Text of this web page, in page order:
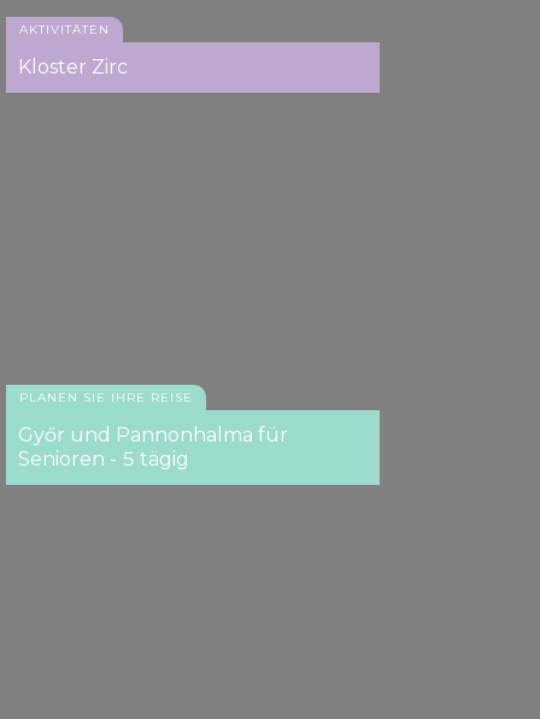
AKTIVITÄTEN
Kloster Zirc
PLANEN SIE IHRE REISE
Győr und Pannonhalma für
Senioren - 5 tägig